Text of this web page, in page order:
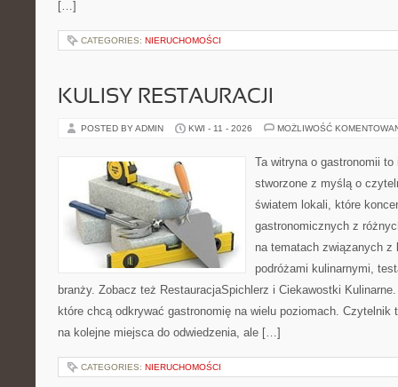
[…]
CATEGORIES: NIERUCHOMOŚCI
KULISY RESTAURACJI
POSTED BY ADMIN KWI - 11 - 2026 MOŻLIWOŚĆ
Ta witryna o gastronomii
stworzone z myślą o
światem lokali, które
gastronomicznych z
na tematach związanych z
podróżami kulinarnymi,
branży. Zobacz też RestauracjaSpichlerz i Ciekawostki
które chcą odkrywać gastronomię na wielu poziomach. Czytelnik
na kolejne miejsca do odwiedzenia, ale […]
CATEGORIES: NIERUCHOMOŚCI